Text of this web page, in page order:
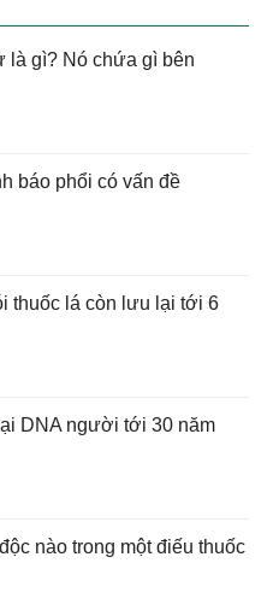
là gì? Nó chứa gì bên
báo phổi có vấn đề
thuốc lá còn lưu lại tới 6
DNA người tới 30 năm
nào trong một điếu thuốc